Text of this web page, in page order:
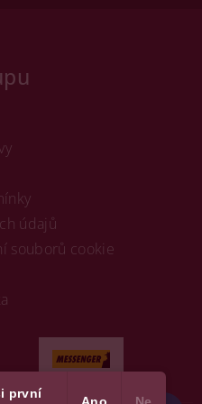
údajů
souborů cookie
první